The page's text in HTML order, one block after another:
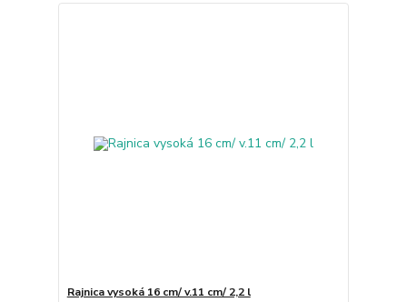
Rajnica vysoká 16 cm/ v.11 cm/ 2,2 l